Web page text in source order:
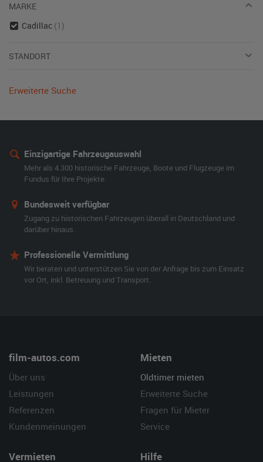
MARKE
Cadillac (1)
STANDORT
Erweiterte Suche
Einzigartige Fahrzeugauswahl
Mehr als 4.300 historische Fahrzeuge, Boote und Flugzeuge im
Fundus für Ihre Projekte.
Bundesweit verfügbar
Zugang zu historischen Fahrzeugen überall in Deutschland und
darüber hinaus.
Professionelle Vermittlung
Wir beraten und unterstützen Sie von der Anfrage bis zum Einsatz
vor Ort, inkl. Betreuung und Transport.
film-autos.com
Über uns
Leistungen
Referenzen
Kundenmeinungen
Mieten
Oldtimer mieten
Erweiterte Suche
Fragen für Mieter
Service
Vermieten Hilfe